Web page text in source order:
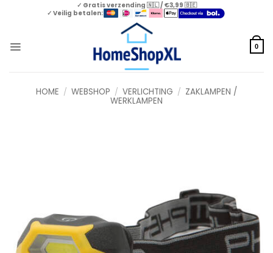
✓ Gratis verzending 🇳🇱 / €3,99 🇧🇪
✓ Veilig betalen:
0
HOME / WEBSHOP / VERLICHTING / ZAKLAMPEN /
WERKLAMPEN